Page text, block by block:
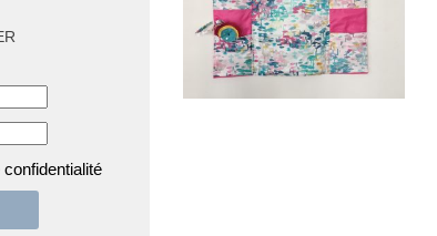
confidentialité